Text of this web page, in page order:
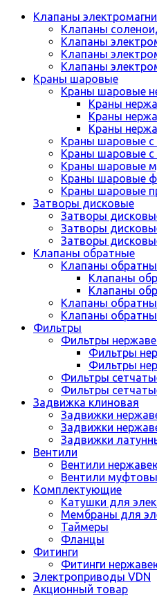
Клапаны
Клапаны
Клапаны
Клапаны
Клапаны
Краны шаровые
Краны шаровые
Краны
Краны
Краны
Краны шаровые с
Краны шаровые с
Краны шаровые
Краны шаровые
Краны шаровые
Затворы дисковые
Затворы
Затворы
Затворы
Клапаны обратные
Клапаны
Клапаны
Клапаны
Клапаны
Клапаны
Фильтры
Фильтры
Фильтры
Фильтры
Фильтры
Фильтры
Задвижка клиновая
Задвижки
Задвижки
Задвижки
Вентили
Вентили
Вентили
Комплектующие
Катушки для
Мембраны для
Таймеры
Фланцы
Фитинги
Фитинги
Электроприводы VDN
Акционный товар